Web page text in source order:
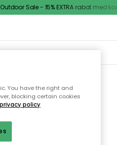
Sale - 15% EXTRA rabat med kode
du
You have the right and
blocking certain cookies
policy